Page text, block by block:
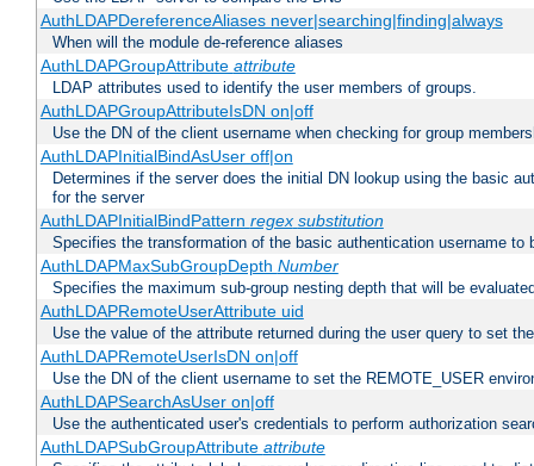
AuthLDAPDereferenceAliases never|searching|finding|always
When will the module de-reference aliases
AuthLDAPGroupAttribute attribute
LDAP attributes used to identify the user members of groups.
AuthLDAPGroupAttributeIsDN on|off
Use the DN of the client username when checking for group
AuthLDAPInitialBindAsUser off|on
Determines if the server does the initial DN lookup using the basic
for the server
AuthLDAPInitialBindPattern regex substitution
Specifies the transformation of the basic authentication username
AuthLDAPMaxSubGroupDepth Number
Specifies the maximum sub-group nesting depth that will be
AuthLDAPRemoteUserAttribute uid
Use the value of the attribute returned during the user query to set
AuthLDAPRemoteUserIsDN on|off
Use the DN of the client username to set the REMOTE_USER
AuthLDAPSearchAsUser on|off
Use the authenticated user's credentials to perform authorization
AuthLDAPSubGroupAttribute attribute